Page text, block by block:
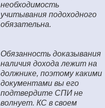
необходимость
учитывания подоходного
обязательна.
Обязанность доказывания
наличия дохода лежит на
должнике, поэтому какими
документами вы его
подтвердите СПИ не
волнует. КС в своем